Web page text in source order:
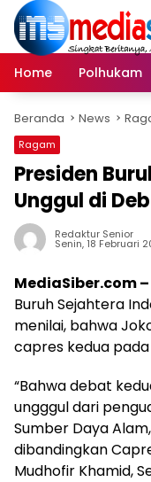
Langsung
konten
Home
Polhukam
Beranda News
Ragam
Presiden
Unggul di
Redaktur Senior
Senin, 18 Februari
MediaSiber.com –
Buruh Sejahtera
menilai, bahwa
capres kedua
“Bahwa debat
ungggul dari
Sumber Daya
dibandingkan
Mudhofir Khamid,